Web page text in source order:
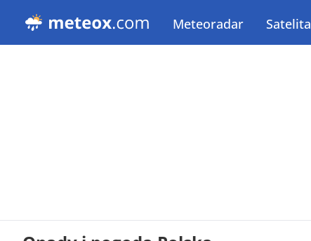
Meteoradar Satelita